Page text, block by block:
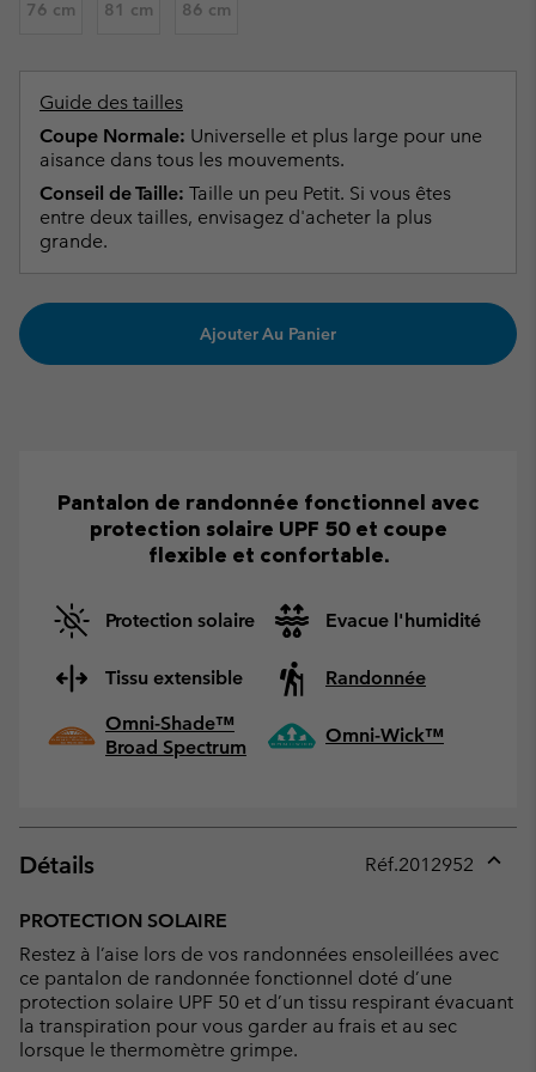
76 cm 81 cm 86 cm
Guide des tailles
Coupe Normale: Universelle et plus large pour une
aisance dans tous les mouvements.
Conseil de Taille: Taille un peu Petit. Si vous êtes
entre deux tailles, envisagez d'acheter la plus
grande.
Ajouter Au Panier
Pantalon de randonnée fonctionnel avec
protection solaire UPF 50 et coupe
flexible et confortable.
Protection solaire Evacue l'humidité
Tissu extensible
Randonnée
Omni-Shade™
Broad Spectrum
Omni-Wick™
Détails Réf.2012952
PROTECTION SOLAIRE
Restez à l’aise lors de vos randonnées ensoleillées avec
ce pantalon de randonnée fonctionnel doté d’une
protection solaire UPF 50 et d’un tissu respirant évacuant
la transpiration pour vous garder au frais et au sec
lorsque le thermomètre grimpe.